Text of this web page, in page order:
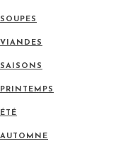
SOUPES
VIANDES
SAISONS
PRINTEMPS
ÉTÉ
AUTOMNE